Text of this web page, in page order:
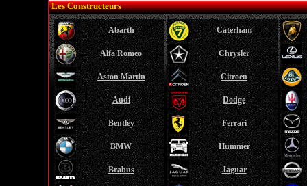
Les Constructeurs
Abarth
Alfa Romeo
Aston Martin
Audi
Bentley
BMW
Brabus
Caterham
Chrysler
Citroen
Dodge
Ferrari
Hummer
Jaguar